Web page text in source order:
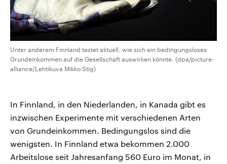
Unter anderem Finnland testet aktuell, wie sich ein bedingungsloses
Grundeinkommen auf die Gesellschaft auswirken könnte. (dpa/picture-
alliance/Lehtikuva Mikko Stig)
In Finnland, in den Niederlanden, in Kanada gibt es
inzwischen Experimente mit verschiedenen Arten
von Grundeinkommen. Bedingungslos sind die
wenigsten. In Finnland etwa bekommen 2.000
Arbeitslose seit Jahresanfang 560 Euro im Monat, in